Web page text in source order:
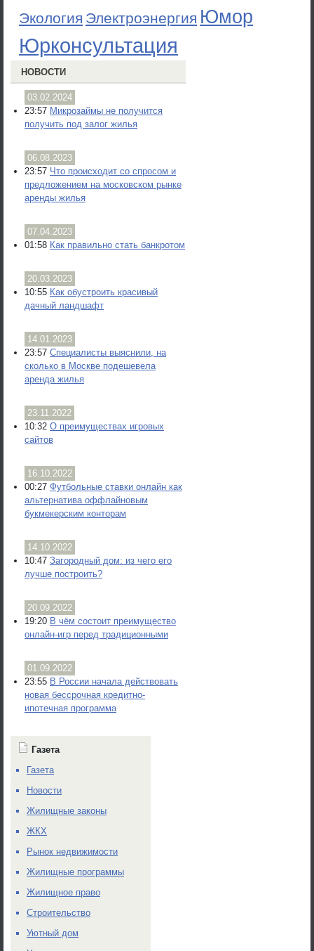
Экология Электроэнергия Юмор
Юрконсультация
НОВОСТИ
03.02.2024
23:57 Микрозаймы не получится
получить под залог жилья
06.08.2023
23:57 Что происходит со спросом и
предложением на московском рынке
аренды жилья
07.04.2023
01:58 Как правильно стать банкротом
20.03.2023
10:55 Как обустроить красивый
дачный ландшафт
14.01.2023
23:57 Специалисты выяснили, на
сколько в Москве подешевела
аренда жилья
23.11.2022
10:32 О преимуществах игровых
сайтов
16.10.2022
00:27 Футбольные ставки онлайн как
альтернатива оффлайновым
букмекерским конторам
14.10.2022
10:47 Загородный дом: из чего его
лучше построить?
20.09.2022
19:20 В чём состоит преимущество
онлайн-игр перед традиционными
01.09.2022
23:55 В России начала действовать
новая бессрочная кредитно-
ипотечная программа
Газета
Газета
Новости
Жилищные законы
ЖКХ
Рынок недвижимости
Жилищные программы
Жилищное право
Строительство
Уютный дом